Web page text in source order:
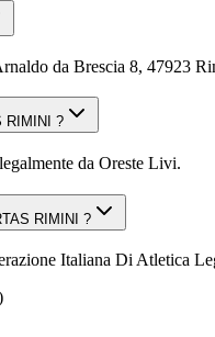
da Brescia 8, 47923
RIMINI ?
da Oreste Livi.
RIMINI ?
Italiana Di Atletica